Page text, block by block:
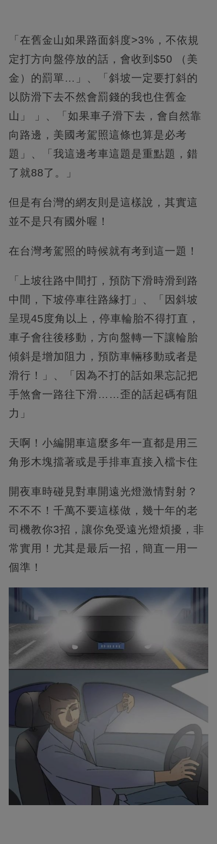
「在舊金山如果路面斜度>3%，不依規
定打方向盤停放的話，會收到$50 （美
金）的罰單…」、「斜坡一定要打斜的
以防滑下去不然會罰錢的我也住舊金
山」
」、「如果車子滑下去，會自然靠
向路邊，美國考駕照這條也算是必考
題」、「我這邊考車這題是重點題，錯
了就88了。」
但是有台灣的網友則是這樣說，其實這
並不是只有國外喔！
在台灣考駕照的時候就有考到這一題！
「上坡往路中間打，預防下滑時滑到路
中間，下坡停車往路緣打」、「因斜坡
呈現45度角以上，停車輪胎不得打直，
車子會往後移動，方向盤轉一下讓輪胎
傾斜是增加阻力，預防車輛移動或者是
滑行！」、「因為不打的話如果忘記把
手煞會一路往下滑……歪的話起碼有阻
力」
天啊！小編開車這麼多年一直都是用三
角形木塊擋著或是手排車直接入檔卡住
開夜車時碰見對車開遠光燈激情對射？
不不不！千萬不要這樣做，幾十年的老
司機教你3招，讓你免受遠光燈煩擾，非
常實用！尤其是最后一招，簡直一用一
個準！